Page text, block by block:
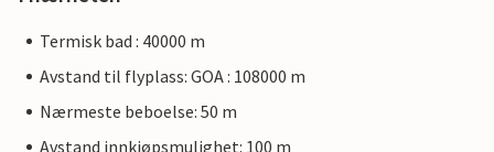
Termisk bad : 40000 m
Avstand til flyplass: GOA : 108000 m
Nærmeste beboelse: 50 m
Avstand innkjøpsmulighet: 100 m